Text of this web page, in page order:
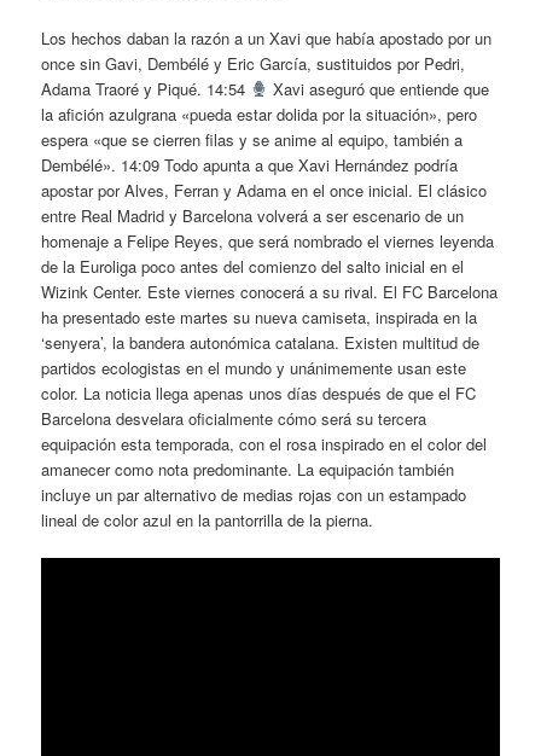
Los hechos daban la razón a un Xavi que había apostado por un
once sin Gavi, Dembélé y Eric García, sustituidos por Pedri,
Adama Traoré y Piqué. 14:54
Xavi aseguró que entiende que
la afición azulgrana «pueda estar dolida por la situación», pero
espera «que se cierren filas y se anime al equipo, también a
Dembélé». 14:09 Todo apunta a que Xavi Hernández podría
apostar por Alves, Ferran y Adama en el once inicial. El clásico
entre Real Madrid y Barcelona volverá a ser escenario de un
homenaje a Felipe Reyes, que será nombrado el viernes leyenda
de la Euroliga poco antes del comienzo del salto inicial en el
Wizink Center. Este viernes conocerá a su rival. El FC Barcelona
ha presentado este martes su nueva camiseta, inspirada en la
‘senyera’, la bandera autonómica catalana. Existen multitud de
partidos ecologistas en el mundo y unánimemente usan este
color. La noticia llega apenas unos días después de que el FC
Barcelona desvelara oficialmente cómo será su tercera
equipación esta temporada, con el rosa inspirado en el color del
amanecer como nota predominante. La equipación también
incluye un par alternativo de medias rojas con un estampado
lineal de color azul en la pantorrilla de la pierna.